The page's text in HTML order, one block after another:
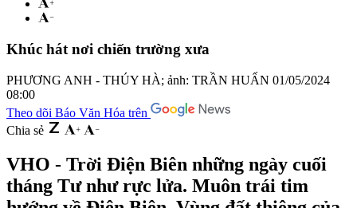
Khúc hát nơi chiến trường xưa
PHƯƠNG ANH - THÚY HÀ; ảnh: TRẦN HUẤN 01/05/2024
08:00
Theo dõi Báo Văn Hóa trên
Chia sẻ
VHO - Trời Điện Biên những ngày cuối
tháng Tư như rực lửa. Muôn trái tim